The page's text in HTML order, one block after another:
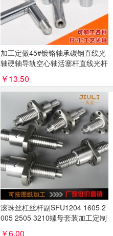
加工定做45#镀铬轴承碳钢直线光
轴硬轴导轨空心轴活塞杆直线光杆
￥13.50
滚珠丝杠丝杆副SFU1204 1605 2
005 2505 3210螺母套装加工定制
￥6.00